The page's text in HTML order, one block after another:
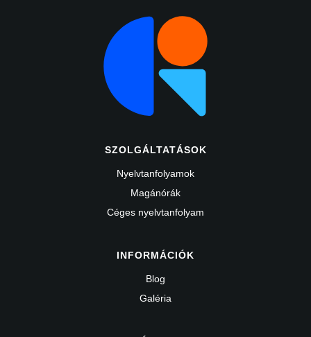
SZOLGÁLTATÁSOK
Nyelvtanfolyamok
Magánórák
Céges nyelvtanfolyam
INFORMÁCIÓK
Blog
Galéria